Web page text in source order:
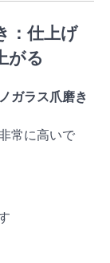
：仕上げ
がる
ガラス爪磨き
常に高いで